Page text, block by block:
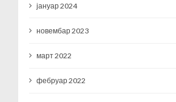
јануар 2024
новембар 2023
март 2022
фебруар 2022